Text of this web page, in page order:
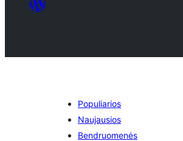
Populiarios
Naujausios
Bendruomenės